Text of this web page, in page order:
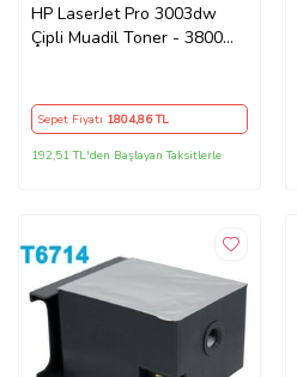
HP LaserJet Pro 3003dw
Çipli Muadil Toner - 3800
Sepet Fiyatı 1804,86 TL
192,51 TL'den Başlayan Taksitlerle